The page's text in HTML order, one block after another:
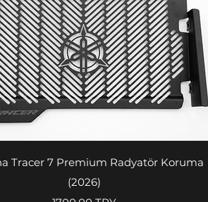
Vista rapida
Tracer 7 Premium Radyatör Koruma
(2026)